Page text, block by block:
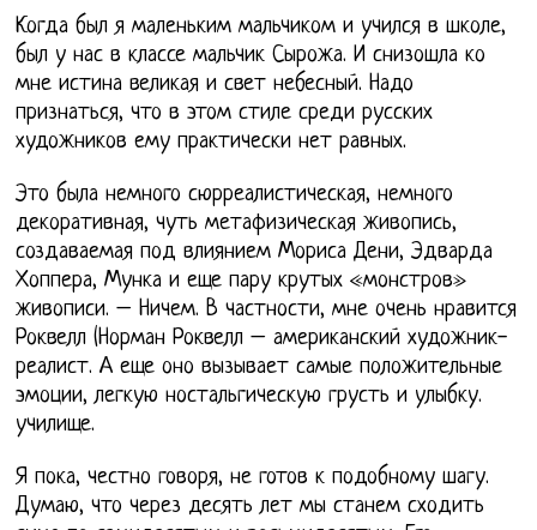
Когда был я маленьким мальчиком и учился в школе,
был у нас в классе мальчик Сырожа. И снизошла ко
мне истина великая и свет небесный. Надо
признаться, что в этом стиле среди русских
художников ему практически нет равных.
Это была немного сюрреалистическая, немного
декоративная, чуть метафизическая живопись,
создаваемая под влиянием Мориса Дени, Эдварда
Хоппера, Мунка и еще пару крутых «монстров»
живописи. – Ничем. В частности, мне очень нравится
Роквелл (Норман Роквелл – американский художник-
реалист. А еще оно вызывает самые положительные
эмоции, легкую ностальгическую грусть и улыбку.
училище.
Я пока, честно говоря, не готов к подобному шагу.
Думаю, что через десять лет мы станем сходить